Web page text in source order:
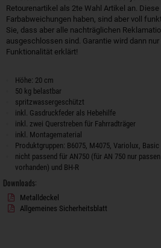
Retourenartikel als 2te Wahl Artikel an.
Farbabweichungen haben, sind aber voll
Sie, dass aber alle nachträglichen
ausgeschlossen sind. Garantie wird dann
Funktionalität erklärt!
Höhe: 20 cm
50 kg belastbar
spritzwassergeschützt
inkl. Gasdruckfeder als Hebehilfe
inkl. zwei Querstreben für Fahrradträger
inkl. Montagematerial
Produktgruppen: B6075, M4075, Variolux, Basic
nicht passend für AN750 (für AN 750 nur
vorhanden) und BH-R
Downloads:
Metalldeckel
Allgemeines Sicherheitsblatt